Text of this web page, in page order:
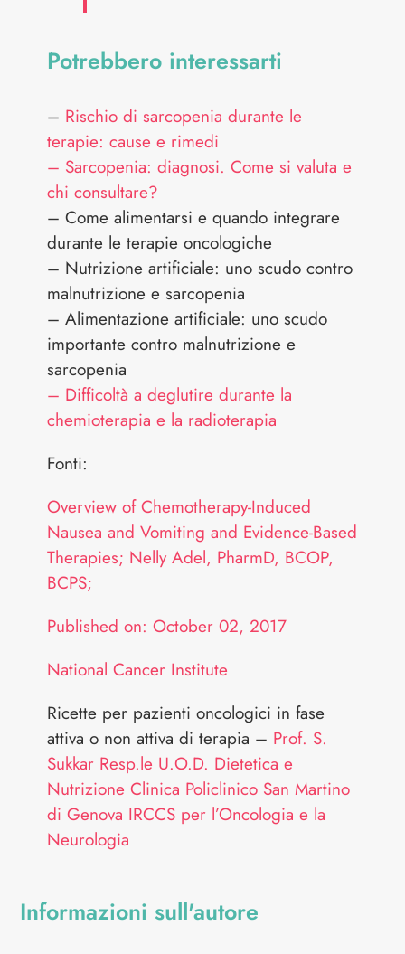
Potrebbero interessarti
– Rischio di sarcopenia durante le
terapie: cause e rimedi
– Sarcopenia: diagnosi. Come si valuta e
chi consultare?
– Come alimentarsi e quando integrare
durante le terapie oncologiche
– Nutrizione artificiale: uno scudo contro
malnutrizione e sarcopenia
– Alimentazione artificiale: uno scudo
importante contro malnutrizione e
sarcopenia
– Difficoltà a deglutire durante la
chemioterapia e la radioterapia
Fonti:
Overview of Chemotherapy-Induced
Nausea and Vomiting and Evidence-Based
Therapies; Nelly Adel, PharmD, BCOP,
BCPS;
Published on: October 02, 2017
National Cancer Institute
Ricette per pazienti oncologici in fase
attiva o non attiva di terapia – Prof. S.
Sukkar Resp.le U.O.D. Dietetica e
Nutrizione Clinica Policlinico San Martino
di Genova IRCCS per l’Oncologia e la
Neurologia
Informazioni sull'autore